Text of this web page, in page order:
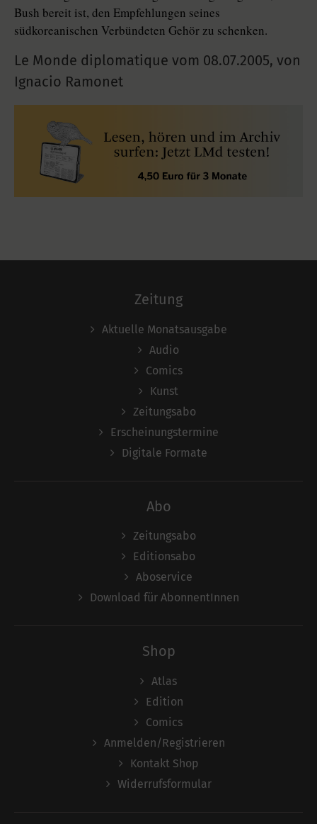
Bush bereit ist, den Empfehlungen seines
südkoreanischen Verbündeten Gehör zu schenken.
Le Monde diplomatique vom 08.07.2005, von
Ignacio Ramonet
Zeitung
Aktuelle Monatsausgabe
Audio
Comics
Kunst
Zeitungsabo
Erscheinungstermine
Digitale Formate
Abo
Zeitungsabo
Editionsabo
Aboservice
Download für AbonnentInnen
Shop
Atlas
Edition
Comics
Anmelden/Registrieren
Kontakt Shop
Widerrufsformular